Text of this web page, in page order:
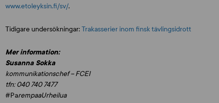
www.etoleyksin.fi/sv/.
Tidigare undersökningar:Trakasserier inom finsk tävlingsidrott
Mer information:
Susanna Sokka
kommunikationschef – FCEI
tfn: 040 740 7477
#ParempaaUrheilua